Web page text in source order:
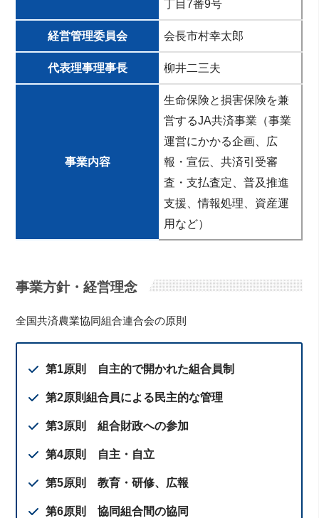
丁⽬7番9号
経営管理委員会 会長市村幸太郎
代表理事理事長 柳井二三夫
事業内容
生命保険と損害保険を兼
営するJA共済事業（事業
運営にかかる企画、広
報・宣伝、共済引受審
査・支払査定、普及推進
支援、情報処理、資産運
用など）
事業方針・経営理念
全国共済農業協同組合連合会の原則
第1原則 自主的で開かれた組合員制
第2原則組合員による民主的な管理
第3原則 組合財政への参加
第4原則 自主・自立
第5原則 教育・研修、広報
第6原則 協同組合間の協同